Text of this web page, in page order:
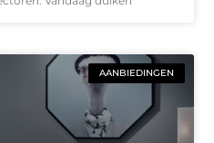
AANBIEDINGEN